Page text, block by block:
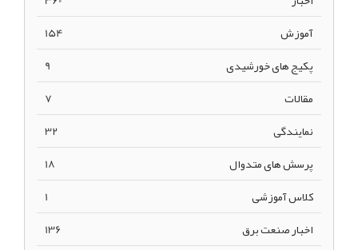
آموزش
154
پکیج های خورشیدی
9
مقالات
7
نمایندگی
32
پرسش های متدوال
18
کلاس آموزشی
1
اخبار صنعت برق
136